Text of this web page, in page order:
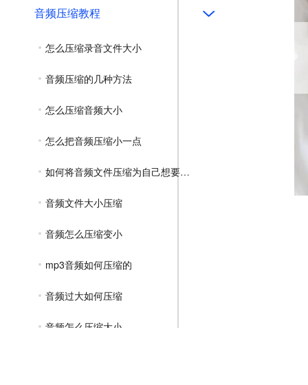
音频压缩教程
怎么压缩录音文件大小
音频压缩的几种方法
怎么压缩音频大小
怎么把音频压缩小一点
如何将音频文件压缩为自己想要的大小
音频文件大小压缩
音频怎么压缩变小
mp3音频如何压缩的
音频过大如何压缩
音频怎么压缩大小